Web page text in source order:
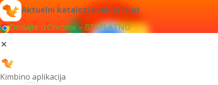
Aktuelni katalozi uvek pri ruci
Dodajte u Chrome – BESPLATNO
Kimbino aplikacija